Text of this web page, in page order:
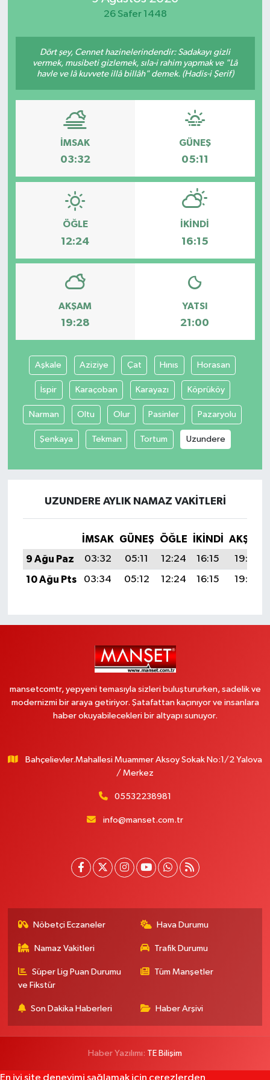
26 Safer 1448
Dört şey, Cennet hazinelerindendir: Sadakayı gizli
vermek, musibeti gizlemek, sıla-i rahim yapmak ve "Lâ
havle ve lâ kuvvete illâ billâh" demek. (Hadis-i Şerif)
İMSAK
03:32
GÜNEŞ
05:11
ÖĞLE
12:24
İKINDI
16:15
AKŞAM
19:28
YATSI
21:00
Aşkale Aziziye Çat Hınıs Horasan
İspir Karaçoban Karayazı Köprüköy
Narman Oltu Olur Pasinler Pazaryolu
Şenkaya Tekman Tortum Uzundere
UZUNDERE AYLIK NAMAZ VAKITLERI
İMSAK GÜNEŞ ÖĞLE İKINDI
AKŞAM
9 Ağu Paz
03:32 05:11 12:24 16:15
19:28
10 Ağu Pts
03:34 05:12 12:24 16:15 19:26
mansetcomtr, yepyeni temasıyla sizleri buluştururken, sadelik ve
modernizmi bir araya getiriyor. Şatafattan kaçınıyor ve insanlara
haber okuyabilecekleri bir altyapı sunuyor.
Bahçelievler.Mahallesi Muammer Aksoy Sokak No:1/2 Yalova
/ Merkez
05532238981
info@manset.com.tr
Nöbetçi Eczaneler Hava Durumu
Namaz Vakitleri Trafik Durumu
Süper Lig Puan Durumu
ve Fikstür
Tüm Manşetler
Son Dakika Haberleri Haber Arşivi
Haber Yazılımı: TE Bilişim
En iyi site deneyimi sağlamak için çerezlerden